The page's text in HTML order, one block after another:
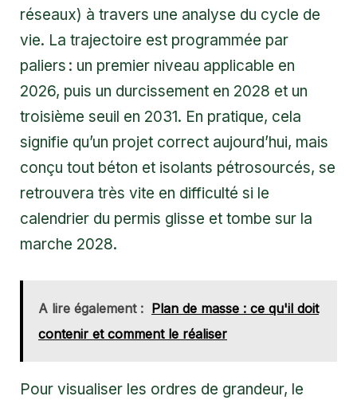
réseaux) à travers une analyse du cycle de
vie. La trajectoire est programmée par
paliers : un premier niveau applicable en
2026, puis un durcissement en 2028 et un
troisième seuil en 2031. En pratique, cela
signifie qu’un projet correct aujourd’hui, mais
conçu tout béton et isolants pétrosourcés, se
retrouvera très vite en difficulté si le
calendrier du permis glisse et tombe sur la
marche 2028.
A lire également : Plan de masse : ce qu'il doit
contenir et comment le réaliser
Pour visualiser les ordres de grandeur, le